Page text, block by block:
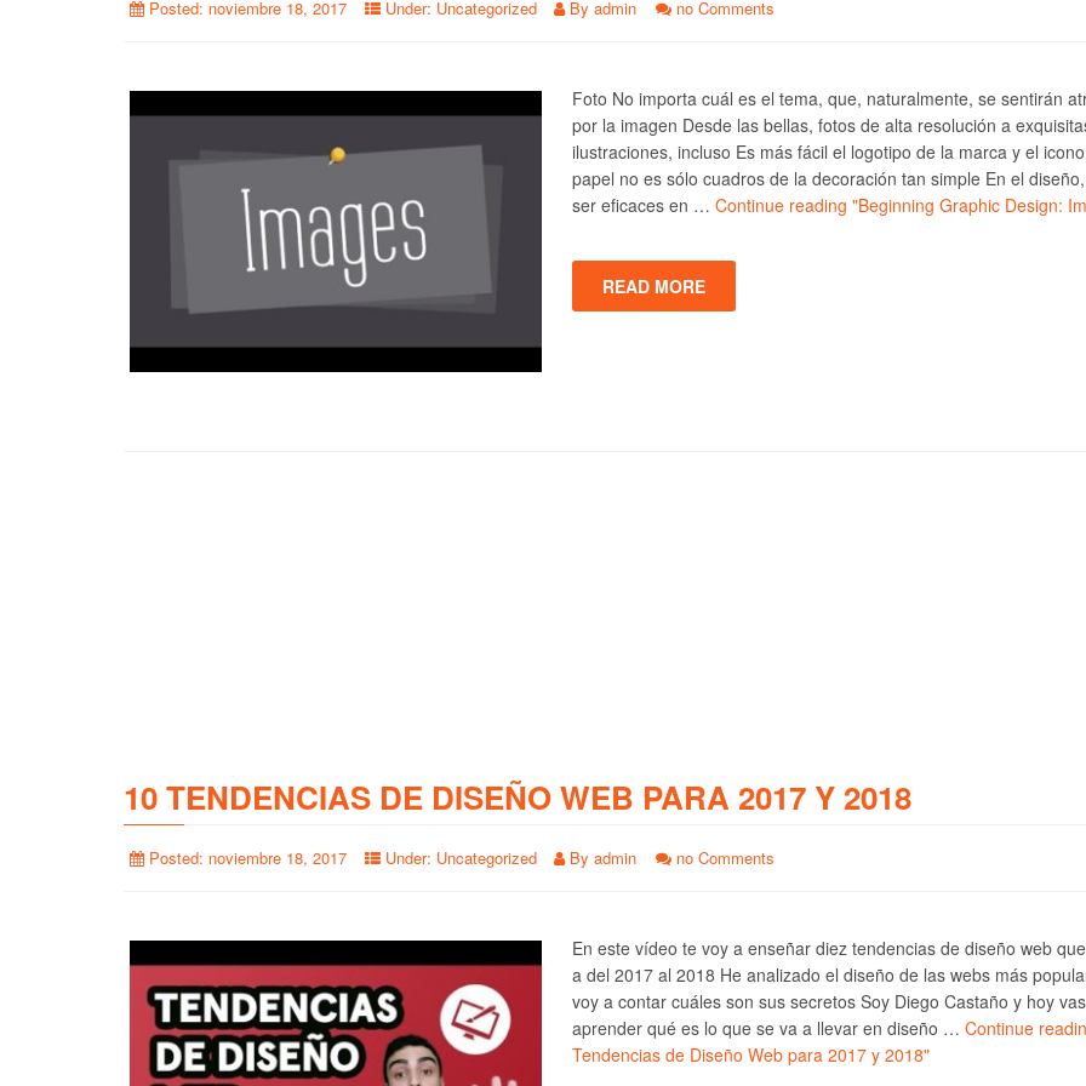
Posted: noviembre 18, 2017 Under: Uncategorized By admin no Comments
Foto No importa cuál es el tema, que, naturalmente, se sentirán
por la imagen Desde las bellas, fotos de alta resolución a
ilustraciones, incluso Es más fácil el logotipo de la marca y el
papel no es sólo cuadros de la decoración tan simple En el
ser eficaces en … Continue reading "Beginning Graphic Design:
READ MORE
10 TENDENCIAS DE DISEÑO WEB PARA 2017 Y 2018
Posted: noviembre 18, 2017 Under: Uncategorized By admin no Comments
En este vídeo te voy a enseñar diez tendencias de diseño web
a del 2017 al 2018 He analizado el diseño de las webs más
voy a contar cuáles son sus secretos Soy Diego Castaño y hoy
aprender qué es lo que se va a llevar en diseño … Continue
Tendencias de Diseño Web para 2017 y 2018"